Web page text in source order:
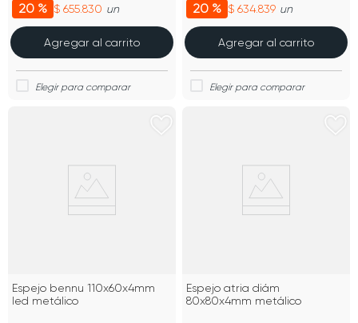
20 % $ 655.830 un
Agregar al carrito
20 % $ 634.839 un
Agregar al carrito
Espejo bennu 110x60x4mm
led metálico
Espejo atria diám
80x80x4mm metálico